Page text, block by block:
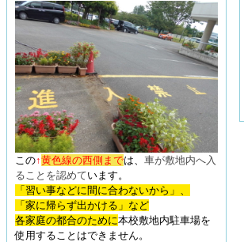
この↑黄色線の西側までは、 車が敷地内へ入
ることを認めています。
「習い事などに間に合わないから」、
「家に帰らず出かける」など
各家庭の都合のために本校敷地内駐車場を
使用することはできません。